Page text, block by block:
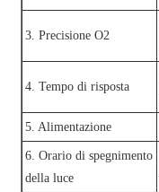
3. Precisione O2
4. Tempo di risposta
5. Alimentazione
6. Orario di spegnimento
della luce